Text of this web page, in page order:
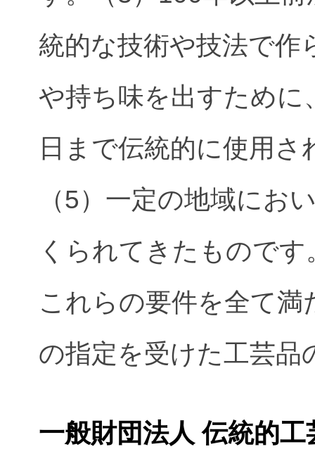
統的な技術や技法で作
や持ち味を出すために
日まで伝統的に使用
（5）一定の地域にお
くられてきたものです
これらの要件を全て
の指定を受けた工芸品
一般財団法人 伝統的